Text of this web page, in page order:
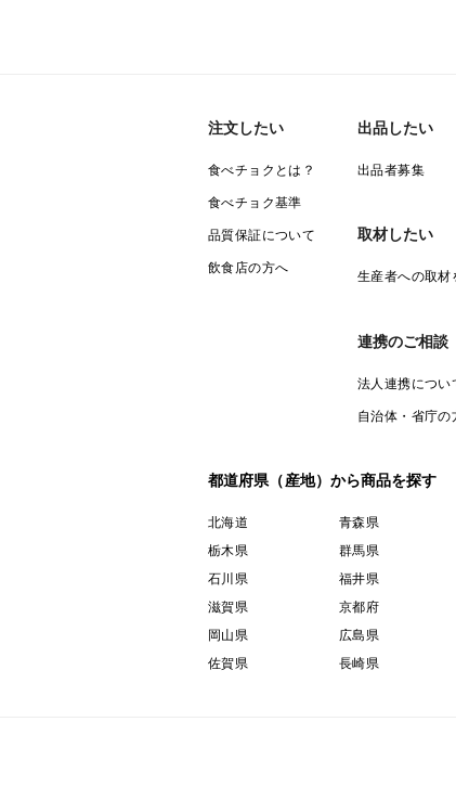
注文したい
食べチョクとは？
食べチョク基準
品質保証について
飲食店の方へ
出品したい
出品者募集
取材したい
生産者への取材
連携のご相談
法人連携につい
自治体・省庁の
都道府県（産地）から商品を探す
北海道 青森県
栃木県
群馬県
石川県
福井県
滋賀県
京都府
岡山県
広島県
佐賀県
長崎県